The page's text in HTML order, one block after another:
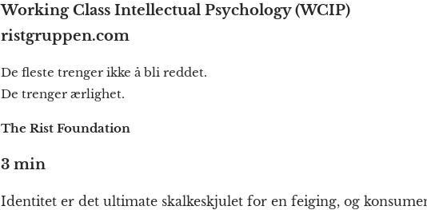
Working Class Intellectual Psychology (WCIP)
ristgruppen.com
De fleste trenger ikke å bli reddet.
De trenger ærlighet.
The Rist Foundation
3 min
Identitet er det ultimate skalkeskjulet for en feiging, og